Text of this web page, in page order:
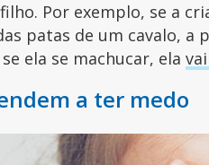
Por exemplo, se a
patas de um cavalo, a
ela se machucar, ela
a ter medo